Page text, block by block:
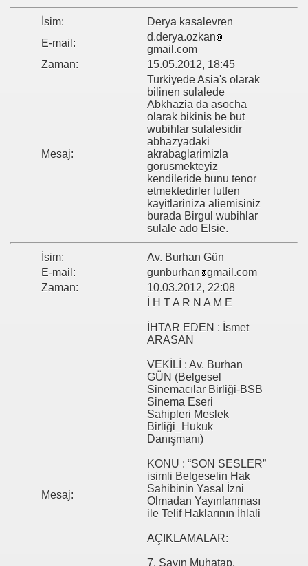
İsim:
Derya kasalevren
E-mail:
d.derya.ozkan
gmail.com
Zaman:
15.05.2012, 18:45
Mesaj:
Turkiyede Asia's olarak
bilinen sulalede
Abkhazia da asocha
olarak bikinis be but
wubihlar sulalesidir
abhazyadaki
akrabaglarimizla
gorusmekteyiz
kendileride bunu tenor
etmektedirler lutfen
kayitlariniza aliemisiniz
burada Birgul wubihlar
sulale ado Elsie.
İsim:
Av. Burhan Gün
E-mail:
gunburhan
gmail.com
Zaman:
10.03.2012, 22:08
Mesaj:
İ H T A R N A M E
İHTAR EDEN : İsmet
ARASAN
VEKİLİ : Av. Burhan
GÜN (Belgesel
Sinemacılar Birliği-BSB
Sinema Eseri
Sahipleri Meslek
Birliği_Hukuk
Danışmanı)
KONU : “SON SESLER”
isimli Belgeselin Hak
Sahibinin Yasal İzni
Olmadan Yayınlanması
ile Telif Haklarının İhlali
AÇIKLAMALAR:
7. Sayın Muhatap,